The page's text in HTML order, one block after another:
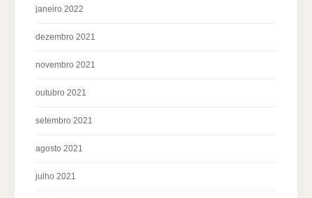
janeiro 2022
dezembro 2021
novembro 2021
outubro 2021
setembro 2021
agosto 2021
julho 2021